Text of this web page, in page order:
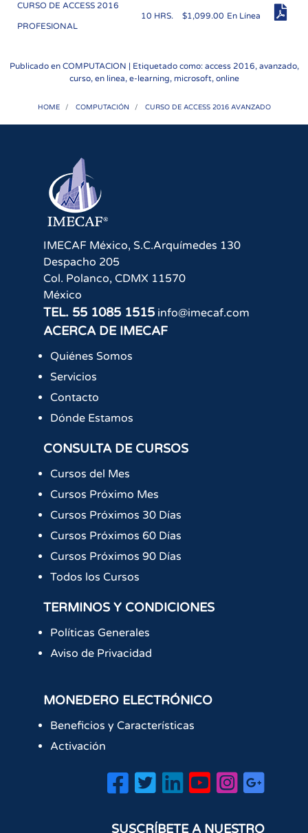
CURSO DE ACCESS 2016
PROFESIONAL
10 HRS. $1,099.00 En Línea
Publicado en COMPUTACION | Etiquetado como: access 2016, avanzado,
curso, en linea, e-learning, microsoft, online
HOME COMPUTACIÓN CURSO DE ACCESS 2016 AVANZADO
IMECAF México, S.C.Arquímedes 130
Despacho 205
Col. Polanco, CDMX 11570
México
TEL. 55 1085 1515 info@imecaf.com
ACERCA DE IMECAF
Quiénes Somos
Servicios
Contacto
Dónde Estamos
CONSULTA DE CURSOS
Cursos del Mes
Cursos Próximo Mes
Cursos Próximos 30 Días
Cursos Próximos 60 Días
Cursos Próximos 90 Días
Todos los Cursos
TERMINOS Y CONDICIONES
Políticas Generales
Aviso de Privacidad
MONEDERO ELECTRÓNICO
Beneficios y Características
Activación
SUSCRÍBETE A NUESTRO